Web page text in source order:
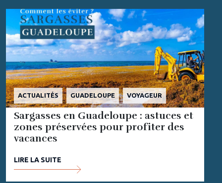
ACTUALITÉS GUADELOUPE VOYAGEUR
Sargasses en Guadeloupe : astuces et
zones préservées pour profiter des
vacances
LIRE LA SUITE